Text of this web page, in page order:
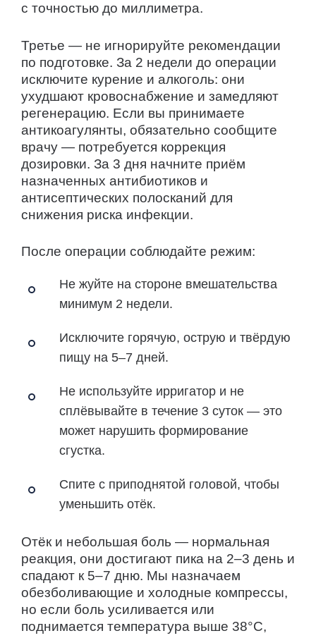
с точностью до миллиметра.
Третье — не игнорируйте рекомендации
по подготовке. За 2 недели до операции
исключите курение и алкоголь: они
ухудшают кровоснабжение и замедляют
регенерацию. Если вы принимаете
антикоагулянты, обязательно сообщите
врачу — потребуется коррекция
дозировки. За 3 дня начните приём
назначенных антибиотиков и
антисептических полосканий для
снижения риска инфекции.
После операции соблюдайте режим:
Не жуйте на стороне вмешательства
минимум 2 недели.
Исключите горячую, острую и твёрдую
пищу на 5–7 дней.
Не используйте ирригатор и не
сплёвывайте в течение 3 суток — это
может нарушить формирование
сгустка.
Спите с приподнятой головой, чтобы
уменьшить отёк.
Отёк и небольшая боль — нормальная
реакция, они достигают пика на 2–3 день и
спадают к 5–7 дню. Мы назначаем
обезболивающие и холодные компрессы,
но если боль усиливается или
поднимается температура выше 38°C,